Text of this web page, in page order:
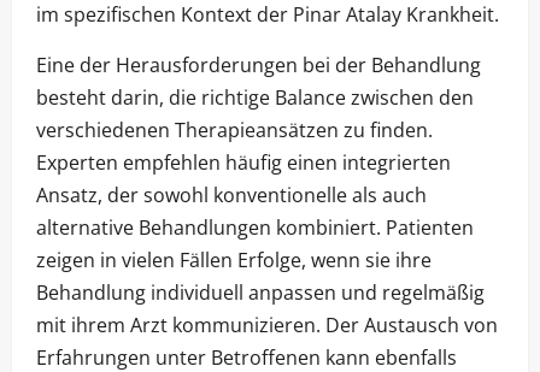
im spezifischen Kontext der Pinar Atalay Krankheit.
Eine der Herausforderungen bei der Behandlung
besteht darin, die richtige Balance zwischen den
verschiedenen Therapieansätzen zu finden.
Experten empfehlen häufig einen integrierten
Ansatz, der sowohl konventionelle als auch
alternative Behandlungen kombiniert. Patienten
zeigen in vielen Fällen Erfolge, wenn sie ihre
Behandlung individuell anpassen und regelmäßig
mit ihrem Arzt kommunizieren. Der Austausch von
Erfahrungen unter Betroffenen kann ebenfalls